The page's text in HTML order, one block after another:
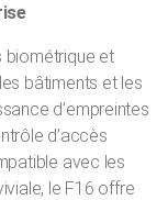
biométrique et
bâtiments et les
d’empreintes
d’accès
avec les
le F16 offre